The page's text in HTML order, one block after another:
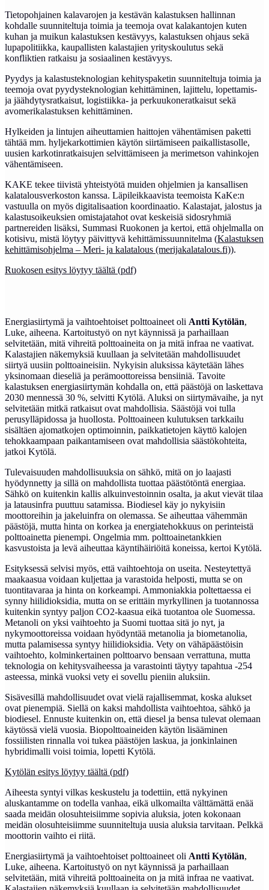
Tietopohjainen kalavarojen ja kestävän kalastuksen hallinnan
kohdalle suunniteltuja toimia ja teemoja ovat kalakantojen kuten
kuhan ja muikun kalastuksen kestävyys, kalastuksen ohjaus sekä
lupapolitiikka, kaupallisten kalastajien yrityskoulutus sekä
konfliktien ratkaisu ja sosiaalinen kestävyys.
Pyydys ja kalastusteknologian kehityspaketin suunniteltuja toimia ja
teemoja ovat pyydysteknologian kehittäminen, lajittelu, lopettamis-
ja jäähdytysratkaisut, logistiikka- ja perkuukoneratkaisut sekä
avomerikalastuksen kehittäminen.
Hylkeiden ja lintujen aiheuttamien haittojen vähentämisen paketti
tähtää mm. hyljekarkottimien käytön siirtämiseen paikallistasolle,
uusien karkotinratkaisujen selvittämiseen ja merimetson vahinkojen
vähentämiseen.
KAKE tekee tiivistä yhteistyötä muiden ohjelmien ja kansallisen
kalatalousverkoston kanssa. Läpileikkaavista teemoista KaKe:n
vastuulla on myös digitalisaation koordinaatio. Kalastajat, jalostus ja
kalastusoikeuksien omistajatahot ovat keskeisiä sidosryhmiä
partnereiden lisäksi, Summasi Ruokonen ja kertoi, että ohjelmalla on
kotisivu, mistä löytyy päivittyvä kehittämissuunnitelma (Kalastuksen
kehittämisohjelma – Meri- ja kalatalous (merijakalatalous.fi)).
Ruokosen esitys löytyy täältä (pdf)
Energiasiirtymä ja vaihtoehtoiset polttoaineet oli Antti Kytölän,
Luke, aiheena. Kartoitustyö on nyt käynnissä ja parhaillaan
selvitetään, mitä vihreitä polttoaineita on ja mitä infraa ne vaativat.
Kalastajien näkemyksiä kuullaan ja selvitetään mahdollisuudet
siirtyä uusiin polttoaineisiin. Nykyisin aluksissa käytetään lähes
yksinomaan dieseliä ja perämoottoreissa bensiiniä. Tavoite
kalastuksen energiasiirtymän kohdalla on, että päästöjä on laskettava
2030 mennessä 30 %, selvitti Kytölä. Aluksi on siirtymävaihe, ja nyt
selvitetään mitkä ratkaisut ovat mahdollisia. Säästöjä voi tulla
perusylläpidossa ja huollosta. Polttoaineen kulutuksen tarkkailu
sisältäen ajomatkojen optimoinnin, paikkatietojen käyttö kalojen
tehokkaampaan paikantamiseen ovat mahdollisia säästökohteita,
jatkoi Kytölä.
Tulevaisuuden mahdollisuuksia on sähkö, mitä on jo laajasti
hyödynnetty ja sillä on mahdollista tuottaa päästötöntä energiaa.
Sähkö on kuitenkin kallis alkuinvestoinnin osalta, ja akut vievät tilaa
ja latausinfra puuttuu satamissa. Biodiesel käy jo nykyisiin
moottoreihin ja jakeluinfra on olemassa. Se aiheuttaa vähemmän
päästöjä, mutta hinta on korkea ja energiatehokkuus on perinteistä
polttoainetta pienempi. Ongelmia mm. polttoainetankkien
kasvustoista ja levä aiheuttaa käyntihäiriöitä koneissa, kertoi Kytölä.
Esityksessä selvisi myös, että vaihtoehtoja on useita. Nesteytettyä
maakaasua voidaan kuljettaa ja varastoida helposti, mutta se on
tuontitavaraa ja hinta on korkeampi. Ammoniakkia poltettaessa ei
synny hiilidioksidia, mutta on se erittäin myrkyllinen ja tuotannossa
kuitenkin syntyy paljon CO2-kaasua eikä tuotantoa ole Suomessa.
Metanoli on yksi vaihtoehto ja Suomi tuottaa sitä jo nyt, ja
nykymoottoreissa voidaan hyödyntää metanolia ja biometanolia,
mutta palamisessa syntyy hiilidioksidia. Vety on vähäpäästöisin
vaihtoehto, kolminkertainen polttoarvo bensaan verrattuna, mutta
teknologia on kehitysvaiheessa ja varastointi täytyy tapahtua -254
asteessa, minkä vuoksi vety ei sovellu pieniin aluksiin.
Sisävesillä mahdollisuudet ovat vielä rajallisemmat, koska alukset
ovat pienempiä. Siellä on kaksi mahdollista vaihtoehtoa, sähkö ja
biodiesel. Ennuste kuitenkin on, että diesel ja bensa tulevat olemaan
käytössä vielä vuosia. Biopolttoaineiden käytön lisääminen
fossiilisten rinnalla voi tukea päästöjen laskua, ja jonkinlainen
hybridimalli voisi toimia, lopetti Kytölä.
Kytölän esitys löytyy täältä (pdf)
Aiheesta syntyi vilkas keskustelu ja todettiin, että nykyinen
aluskantamme on todella vanhaa, eikä ulkomailta välttämättä enää
saada meidän olosuhteisiimme sopivia aluksia, joten kokonaan
meidän olosuhteisiimme suunniteltuja uusia aluksia tarvitaan. Pelkkä
moottorin vaihto ei riitä.
Energiasiirtymä ja vaihtoehtoiset polttoaineet oli Antti Kytölän,
Luke, aiheena. Kartoitustyö on nyt käynnissä ja parhaillaan
selvitetään, mitä vihreitä polttoaineita on ja mitä infraa ne vaativat.